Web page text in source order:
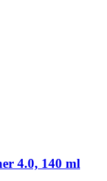
4.0, 140 ml